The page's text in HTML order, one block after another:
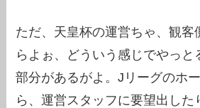
ただ、天皇杯の運営ちゃ、観客
らよぉ、どういう感じでやっと
部分があるがよ。Jリーグのホ
ら、運営スタッフに要望出した